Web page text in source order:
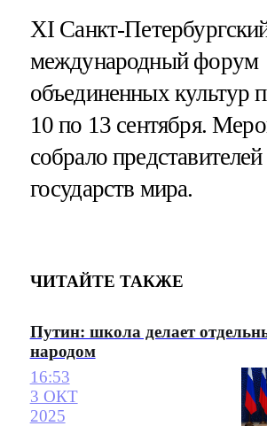
XI Санкт-
международный форум
объединенных культур
10 по 13 сентября.
собрало
государств мира.
ЧИТАЙТЕ ТАКЖЕ
Путин: школа делает
народом
16:53
3 ОКТ
2025